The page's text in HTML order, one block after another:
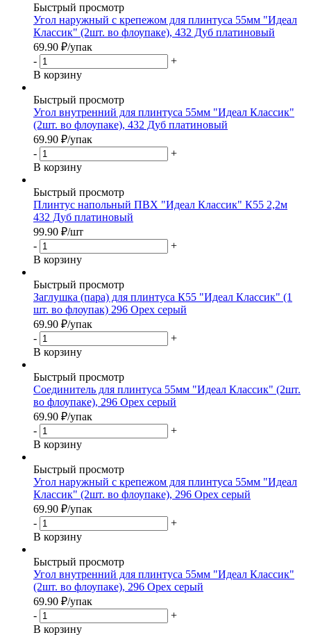
Быстрый просмотр
Угол наружный с крепежом для плинтуса 55мм "Идеал
Классик" (2шт. во флоупаке), 432 Дуб платиновый
69.90 ₽/упак
-
+
В корзину
Быстрый просмотр
Угол внутренний для плинтуса 55мм "Идеал Классик"
(2шт. во флоупаке), 432 Дуб платиновый
69.90 ₽/упак
-
+
В корзину
Быстрый просмотр
Плинтус напольный ПВХ "Идеал Классик" К55 2,2м
432 Дуб платиновый
99.90 ₽/шт
-
+
В корзину
Быстрый просмотр
Заглушка (пара) для плинтуса К55 "Идеал Классик" (1
шт. во флоупак) 296 Орех серый
69.90 ₽/упак
-
+
В корзину
Быстрый просмотр
Соединитель для плинтуса 55мм "Идеал Классик" (2шт.
во флоупаке), 296 Орех серый
69.90 ₽/упак
-
+
В корзину
Быстрый просмотр
Угол наружный с крепежом для плинтуса 55мм "Идеал
Классик" (2шт. во флоупаке), 296 Орех серый
69.90 ₽/упак
-
+
В корзину
Быстрый просмотр
Угол внутренний для плинтуса 55мм "Идеал Классик"
(2шт. во флоупаке), 296 Орех серый
69.90 ₽/упак
-
+
В корзину